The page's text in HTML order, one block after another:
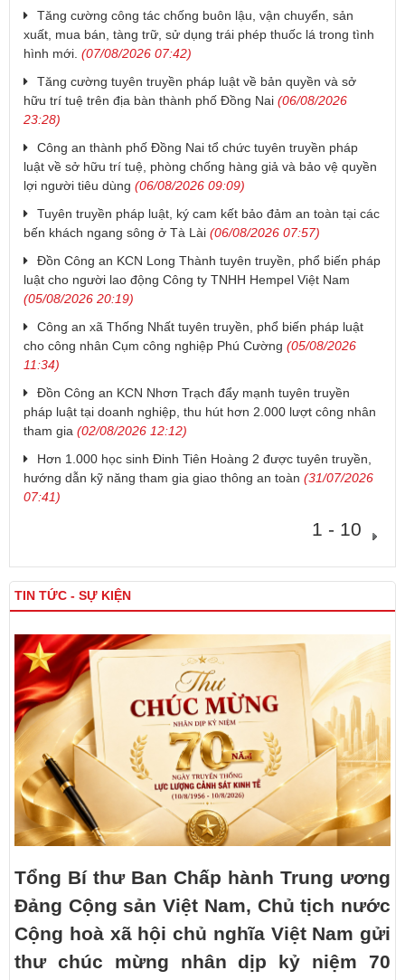
Tăng cường công tác chống buôn lậu, vận chuyển, sản
xuất, mua bán, tàng trữ, sử dụng trái phép thuốc lá trong tình
hình mới. (07/08/2026 07:42)
Tăng cường tuyên truyền pháp luật về bản quyền và sở
hữu trí tuệ trên địa bàn thành phố Đồng Nai (06/08/2026
23:28)
Công an thành phố Đồng Nai tổ chức tuyên truyền pháp
luật về sở hữu trí tuệ, phòng chống hàng giả và bảo vệ quyền
lợi người tiêu dùng (06/08/2026 09:09)
Tuyên truyền pháp luật, ký cam kết bảo đảm an toàn tại các
bến khách ngang sông ở Tà Lài (06/08/2026 07:57)
Đồn Công an KCN Long Thành tuyên truyền, phổ biến pháp
luật cho người lao động Công ty TNHH Hempel Việt Nam
(05/08/2026 20:19)
Công an xã Thống Nhất tuyên truyền, phổ biến pháp luật
cho công nhân Cụm công nghiệp Phú Cường (05/08/2026
11:34)
Đồn Công an KCN Nhơn Trạch đẩy mạnh tuyên truyền
pháp luật tại doanh nghiệp, thu hút hơn 2.000 lượt công nhân
tham gia (02/08/2026 12:12)
Hơn 1.000 học sinh Đinh Tiên Hoàng 2 được tuyên truyền,
hướng dẫn kỹ năng tham gia giao thông an toàn (31/07/2026
07:41)
1 - 10
TIN TỨC - SỰ KIỆN
Tổng Bí thư Ban Chấp hành Trung ương
Đảng Cộng sản Việt Nam, Chủ tịch nước
Cộng hoà xã hội chủ nghĩa Việt Nam gửi
thư chúc mừng nhân dịp kỷ niệm 70